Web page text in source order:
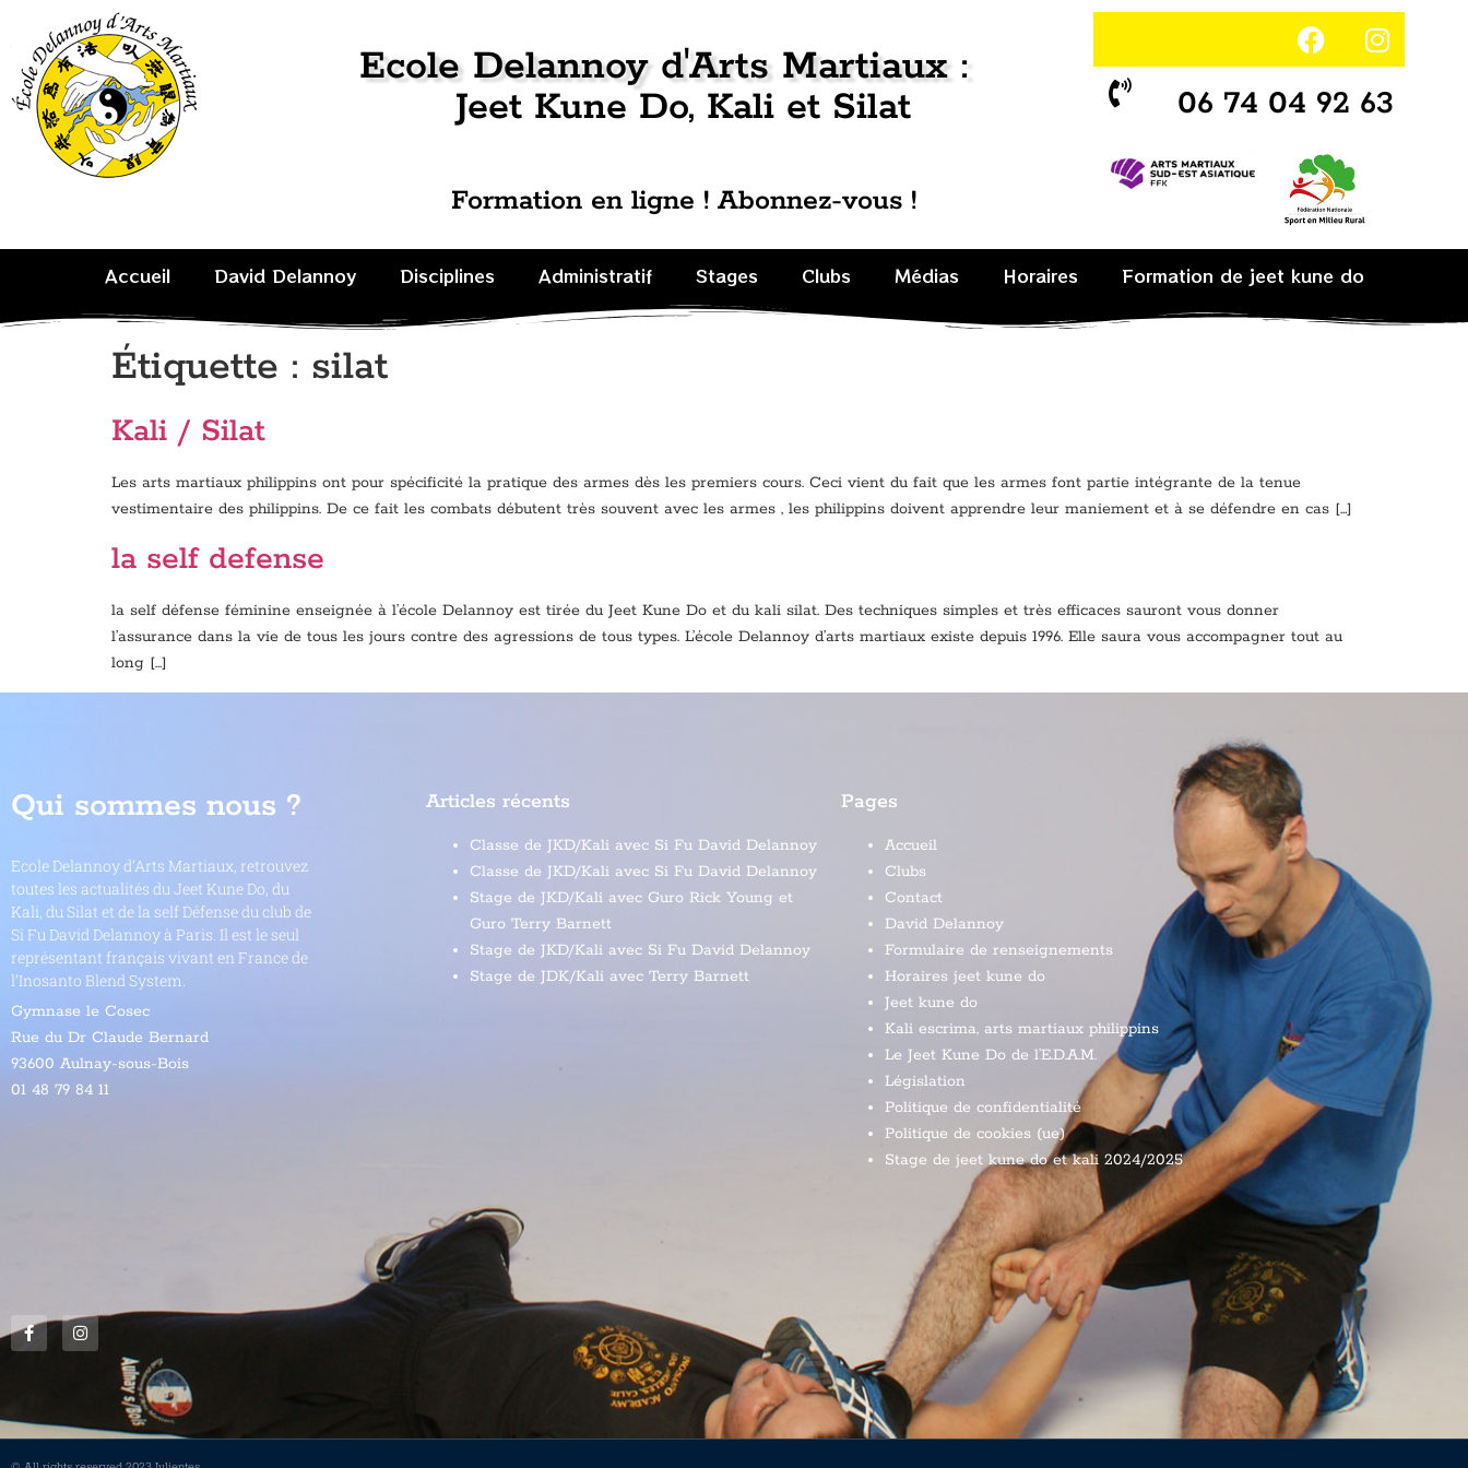
Ecole Delannoy d'Arts Martiaux :
Jeet Kune Do, Kali et Silat
Formation en ligne ! Abonnez-vous !
06 74 04 92 63
Accueil David Delannoy Disciplines Administratif Stages Clubs Médias Horaires Formation de jeet kune do
Étiquette : silat
Kali / Silat
Les arts martiaux philippins ont pour spécificité la pratique des armes dès les premiers cours. Ceci vient du fait que les armes font partie intégrante de la tenue
vestimentaire des philippins. De ce fait les combats débutent très souvent avec les armes , les philippins doivent apprendre leur maniement et à se défendre en cas […]
la self defense
la self défense féminine enseignée à l’école Delannoy est tirée du Jeet Kune Do et du kali silat. Des techniques simples et très efficaces sauront vous donner
l’assurance dans la vie de tous les jours contre des agressions de tous types. L’école Delannoy d’arts martiaux existe depuis 1996. Elle saura vous accompagner tout au
long […]
Qui sommes nous ?
Ecole Delannoy d’Arts Martiaux, retrouvez
toutes les actualités du Jeet Kune Do, du
Kali, du Silat et de la self Défense du club de
Si Fu David Delannoy à Paris. Il est le seul
représentant français vivant en France de
l’Inosanto Blend System.
Gymnase le Cosec
Rue du Dr Claude Bernard
93600 Aulnay-sous-Bois
01 48 79 84 11
Articles récents
Classe de JKD/Kali avec Si Fu David Delannoy
Classe de JKD/Kali avec Si Fu David Delannoy
Stage de JKD/Kali avec Guro Rick Young et
Guro Terry Barnett
Stage de JKD/Kali avec Si Fu David Delannoy
Stage de JDK/Kali avec Terry Barnett
Pages
Accueil
Clubs
Contact
David Delannoy
Formulaire de renseignements
Horaires jeet kune do
Jeet kune do
Kali escrima, arts martiaux philippins
Le Jeet Kune Do de l’E.D.A.M.
Législation
Politique de confidentialité
Politique de cookies (ue)
Stage de jeet kune do et kali 2024/2025